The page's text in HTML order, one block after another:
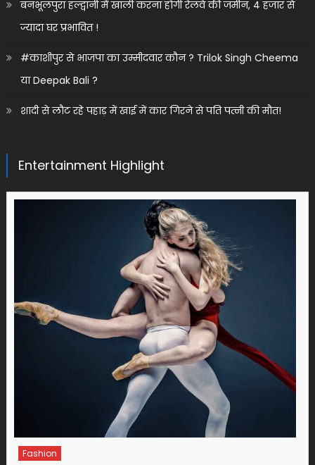
बनभूलपुरा हल्द्वानी में खाली करना होगी रेलवे की जमीन, 4 हजार से
ज्यादा घर प्रभावित !
#काशीपुर से भाजपा का उम्मीदवार कौन ? Trilok Singh Cheema
या Deepak Bali ?
शादी से लौट रहे पहाड़ में खाई में कार गिरने से पति पत्नी की मौत!
Entertainment Highlight
Fashion